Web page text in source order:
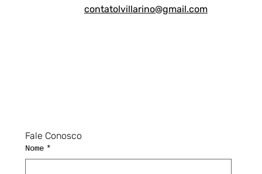
Fale Conosco
Nome *
contatolvillarino@gmail.com